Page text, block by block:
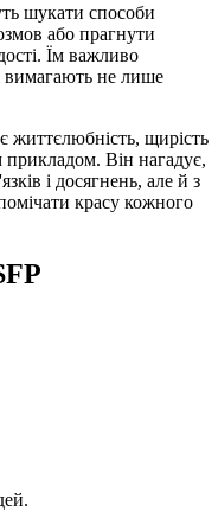
шукати способи
або прагнути
Їм важливо
вимагають не лише
щирість
прикладом. Він нагадує,
і досягнень, але й з
красу кожного